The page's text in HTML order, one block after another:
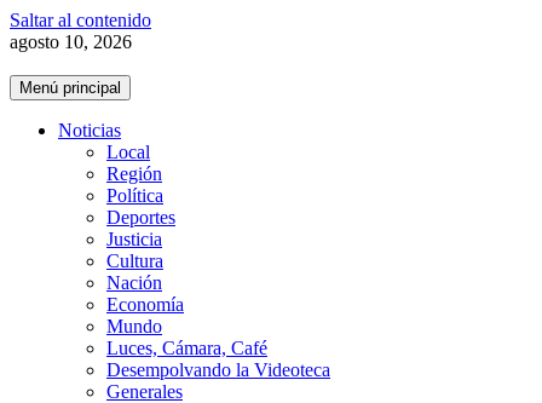
Saltar al contenido
agosto 10, 2026
Menú principal
Noticias
Local
Región
Política
Deportes
Justicia
Cultura
Nación
Economía
Mundo
Luces, Cámara, Café
Desempolvando la Videoteca
Generales